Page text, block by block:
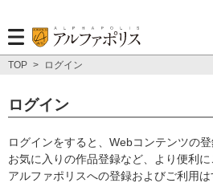
TOP > ログイン
ログイン
ログインをすると、Webコンテンツの
お気に入りの作品登録など、より便利に
アルファポリスへの登録およびご利用は